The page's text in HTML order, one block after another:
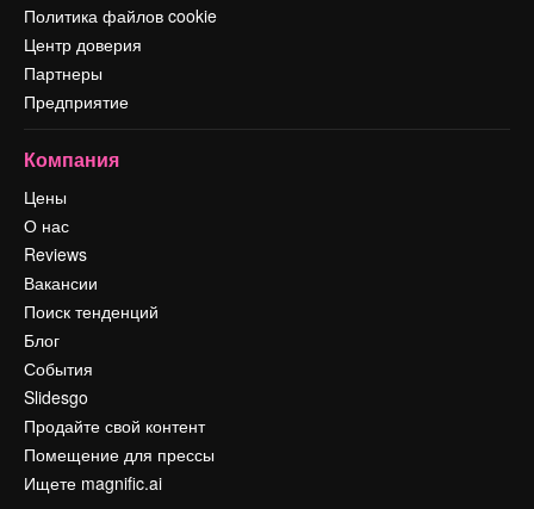
Политика файлов cookie
Центр доверия
Партнеры
Предприятие
Компания
Цены
О нас
Reviews
Вакансии
Поиск тенденций
Блог
События
Slidesgo
Продайте свой контент
Помещение для прессы
Ищете magnific.ai